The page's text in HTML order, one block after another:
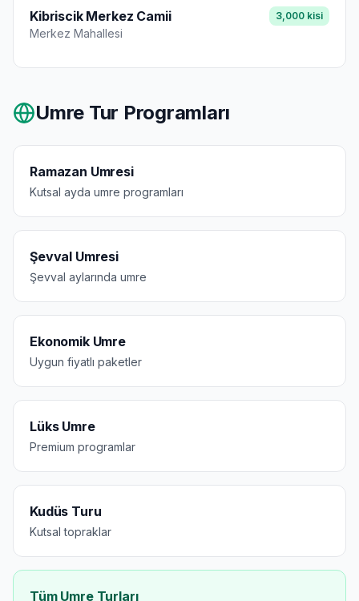
Kibriscik Merkez Camii
Merkez Mahallesi
3,000 kisi
Umre Tur Programları
Ramazan Umresi
Kutsal ayda umre programları
Şevval Umresi
Şevval aylarında umre
Ekonomik Umre
Uygun fiyatlı paketler
Lüks Umre
Premium programlar
Kudüs Turu
Kutsal topraklar
Tüm Umre Turları